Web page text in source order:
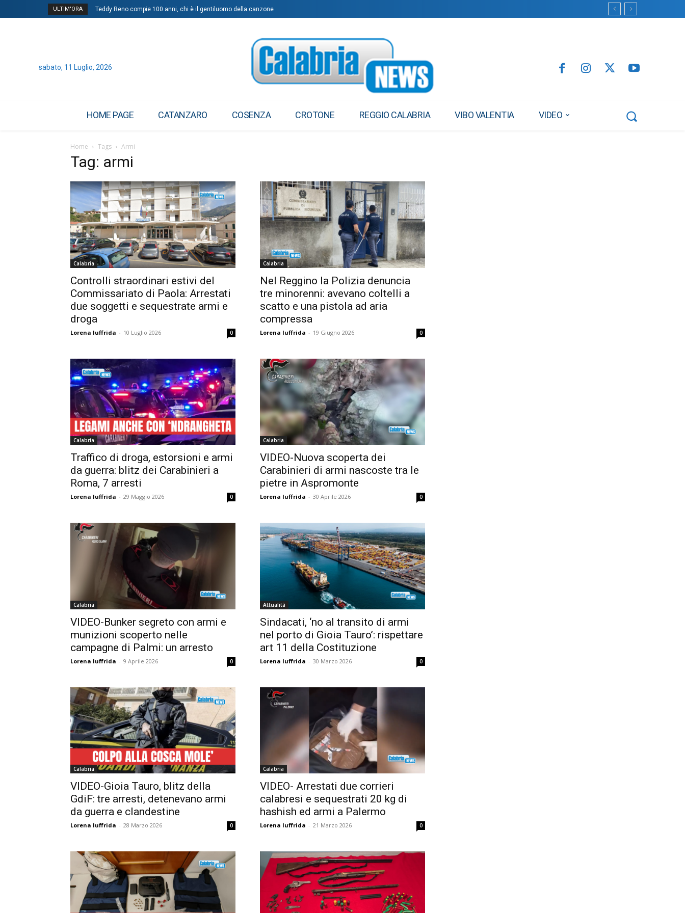
ULTIM'ORA Teddy Reno compie 100 anni, chi è il gentiluomo della canzone
Dengue, in focolai in Italia prevale trasmissione a breve distanza: entro 400 metri
sabato, 11 Luglio, 2026
HOME PAGE CATANZARO COSENZA CROTONE REGGIO CALABRIA VIBO VALENTIA VIDEO
Home Tags Armi
Tag: armi
Calabria
Controlli straordinari estivi del
Commissariato di Paola: Arrestati
due soggetti e sequestrate armi e
droga
Lorena Iuffrida - 10 Luglio 2026 0
Calabria
Nel Reggino la Polizia denuncia
tre minorenni: avevano coltelli a
scatto e una pistola ad aria
compressa
Lorena Iuffrida - 19 Giugno 2026 0
Calabria
Traffico di droga, estorsioni e armi
da guerra: blitz dei Carabinieri a
Roma, 7 arresti
Lorena Iuffrida - 29 Maggio 2026 0
Calabria
VIDEO-Nuova scoperta dei
Carabinieri di armi nascoste tra le
pietre in Aspromonte
Lorena Iuffrida - 30 Aprile 2026 0
Calabria
VIDEO-Bunker segreto con armi e
munizioni scoperto nelle
campagne di Palmi: un arresto
Lorena Iuffrida - 9 Aprile 2026 0
Attualità
Sindacati, ‘no al transito di armi
nel porto di Gioia Tauro’: rispettare
art 11 della Costituzione
Lorena Iuffrida - 30 Marzo 2026 0
Calabria
VIDEO-Gioia Tauro, blitz della
GdiF: tre arresti, detenevano armi
da guerra e clandestine
Lorena Iuffrida - 28 Marzo 2026 0
Calabria
VIDEO- Arrestati due corrieri
calabresi e sequestrati 20 kg di
hashish ed armi a Palermo
Lorena Iuffrida - 21 Marzo 2026 0